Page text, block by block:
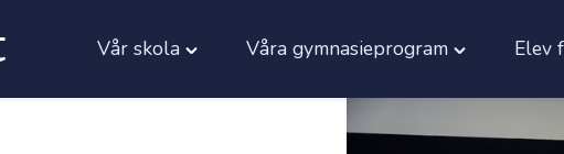
Vår skola
"Vår
Våra gymnasieprogram
"Våra
Elev